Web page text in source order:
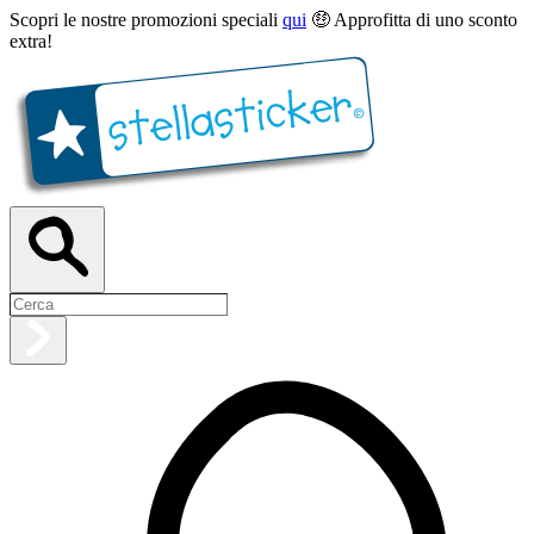
Scopri le nostre promozioni speciali qui 🤑 Approfitta di uno sconto
extra!